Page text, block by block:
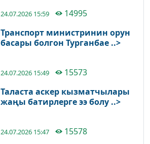
24.07.2026 15:59
14995
Транспорт министринин орун
басары болгон Турганбае ..>
24.07.2026 15:49
15573
Таласта аскер кызматчылары
жаңы батирлерге ээ болу ..>
24.07.2026 15:47
15578